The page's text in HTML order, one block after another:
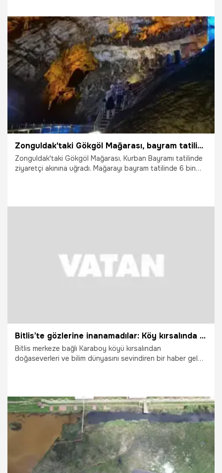
2.06.2026 Bursa
Zonguldak'taki Gökgöl Mağarası, bayram tatilinde 6 bin 225 ziyaretçi ağırladı
Zonguldak'taki Gökgöl Mağarası, Kurban Bayramı tatilinde
ziyaretçi akınına uğradı. Mağarayı bayram tatilinde 6 bin
Bitlis’te gözlerine inanamadılar: Köy kırsalında ortaya çıktı, nesli tükenme tehlikesi altında olduğunu veteriner fark etti
Bitlis merkeze bağlı Karaboy köyü kırsalından
doğaseverleri ve bilim dünyasını sevindiren bir haber geldi.
olan "Anadolu benekli semenderi"ni doğal yaşam alanında
teşhis etti. Koruma altındaki bu özel canlı, fotoğraflanıp
kayıt altına alındıktan sonra yeniden doğaya bırakıldı.
Gündem